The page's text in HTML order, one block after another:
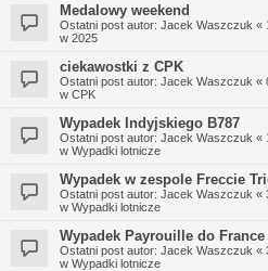
Medalowy weekend
Ostatni post autor: Jacek Waszczuk «
w 2025
ciekawostki z CPK
Ostatni post autor: Jacek Waszczuk «
w CPK
Wypadek Indyjskiego B787
Ostatni post autor: Jacek Waszczuk «
w Wypadki lotnicze
Wypadek w zespole Freccie
Ostatni post autor: Jacek Waszczuk «
w Wypadki lotnicze
Wypadek Payrouille do France
Ostatni post autor: Jacek Waszczuk «
w Wypadki lotnicze